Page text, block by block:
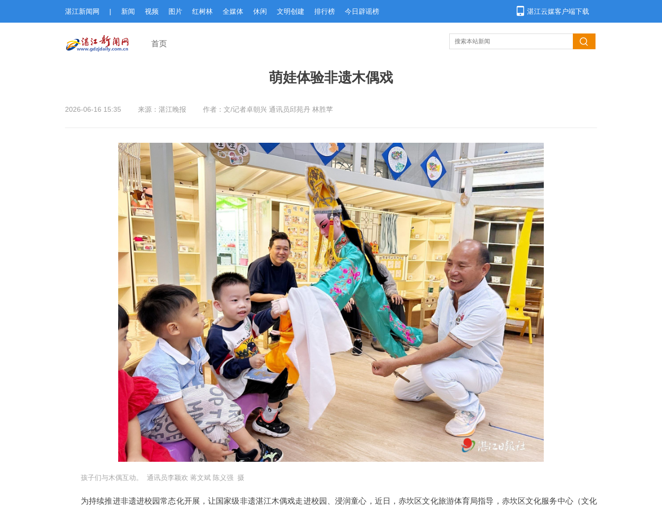
湛江新闻网 | 新闻 视频 图片 红树林 全媒体 休闲 文明创建 排行榜 今日辟谣榜 湛江云媒客户端下载
首页
萌娃体验非遗木偶戏
2026-06-16 15:35 来源：湛江晚报 作者：文/记者卓朝兴 通讯员邱苑丹 林胜苹
孩子们与木偶互动。 通讯员李颖欢 蒋文斌 陈义强 摄
为持续推进非遗进校园常态化开展，让国家级非遗湛江木偶戏走进校园、浸润童心，近日，赤坎区文化旅游体育局指导，赤坎区文化服务中心（文化